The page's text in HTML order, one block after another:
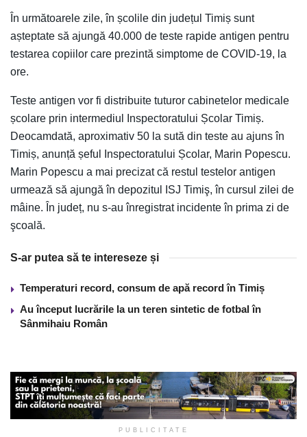
În următoarele zile, în școlile din județul Timiș sunt
așteptate să ajungă 40.000 de teste rapide antigen pentru
testarea copiilor care prezintă simptome de COVID-19, la
ore.
Teste antigen vor fi distribuite tuturor cabinetelor medicale
școlare prin intermediul Inspectoratului Școlar Timiș.
Deocamdată, aproximativ 50 la sută din teste au ajuns în
Timiș, anunță șeful Inspectoratului Școlar, Marin Popescu.
Marin Popescu a mai precizat că restul testelor antigen
urmează să ajungă în depozitul ISJ Timiş, în cursul zilei de
mâine. În județ, nu s-au înregistrat incidente în prima zi de
şcoală.
S-ar putea să te intereseze și
Temperaturi record, consum de apă record în Timiș
Au început lucrările la un teren sintetic de fotbal în
Sânmihaiu Român
PUBLICITATE